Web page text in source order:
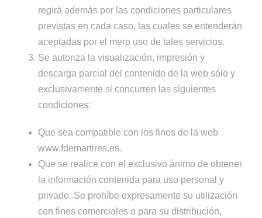
regirá además por las condiciones particulares
previstas en cada caso, las cuales se entenderán
aceptadas por el mero uso de tales servicios.
Se autoriza la visualización, impresión y
descarga parcial del contenido de la web sólo y
exclusivamente si concurren las siguientes
condiciones:
Que sea compatible con los fines de la web
www.fdemartires.es.
Que se realice con el exclusivo ánimo de obtener
la información contenida para uso personal y
privado. Se prohíbe expresamente su utilización
con fines comerciales o para su distribución,